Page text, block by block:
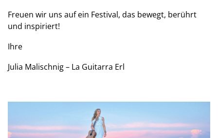
Freuen wir uns auf ein Festival, das bewegt, berührt
und inspiriert!
Ihre
Julia Malischnig – La Guitarra Erl